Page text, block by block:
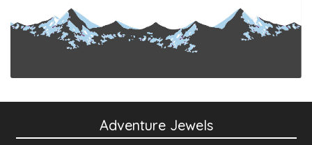
Adventure Jewels